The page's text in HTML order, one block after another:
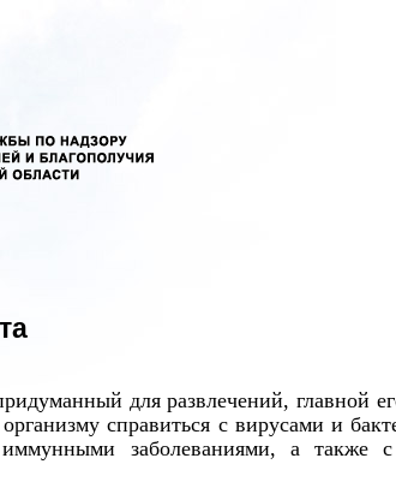
для развлечений, главной его
справиться с вирусами и
заболеваниями, а также